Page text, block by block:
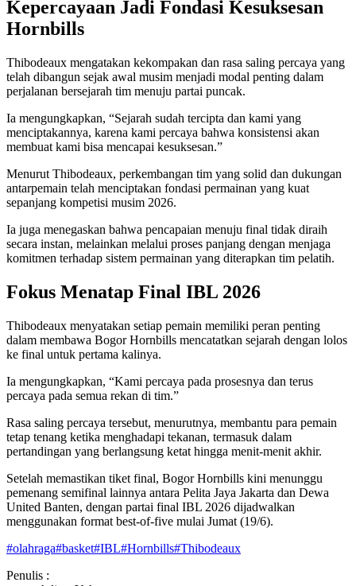
Kepercayaan Jadi Fondasi Kesuksesan
Hornbills
Thibodeaux mengatakan kekompakan dan rasa saling percaya yang
telah dibangun sejak awal musim menjadi modal penting dalam
perjalanan bersejarah tim menuju partai puncak.
Ia mengungkapkan, “Sejarah sudah tercipta dan kami yang
menciptakannya, karena kami percaya bahwa konsistensi akan
membuat kami bisa mencapai kesuksesan.”
Menurut Thibodeaux, perkembangan tim yang solid dan dukungan
antarpemain telah menciptakan fondasi permainan yang kuat
sepanjang kompetisi musim 2026.
Ia juga menegaskan bahwa pencapaian menuju final tidak diraih
secara instan, melainkan melalui proses panjang dengan menjaga
komitmen terhadap sistem permainan yang diterapkan tim pelatih.
Fokus Menatap Final IBL 2026
Thibodeaux menyatakan setiap pemain memiliki peran penting
dalam membawa Bogor Hornbills mencatatkan sejarah dengan lolos
ke final untuk pertama kalinya.
Ia mengungkapkan, “Kami percaya pada prosesnya dan terus
percaya pada semua rekan di tim.”
Rasa saling percaya tersebut, menurutnya, membantu para pemain
tetap tenang ketika menghadapi tekanan, termasuk dalam
pertandingan yang berlangsung ketat hingga menit-menit akhir.
Setelah memastikan tiket final, Bogor Hornbills kini menunggu
pemenang semifinal lainnya antara Pelita Jaya Jakarta dan Dewa
United Banten, dengan partai final IBL 2026 dijadwalkan
menggunakan format best-of-five mulai Jumat (19/6).
#olahraga#basket#IBL#Hornbills#Thibodeaux
Penulis :